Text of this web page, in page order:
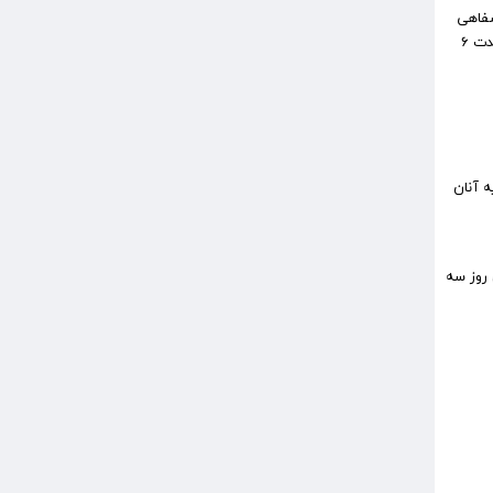
کتبی و شفاهی
پایه ده) که هنوز موفق به دفاع از پایان نامه سطح سه نشده اند نیز می‌توانند ثبت‌نام نمایند؛ مشروط به اینکه مدرک فراغت از تحصیل خود را ظرف مدت ۶
یا پایه آنان
از روز شنبه مورخ ۱۴۰۵/۰۳/۱۶ لغایت پایان روز سه